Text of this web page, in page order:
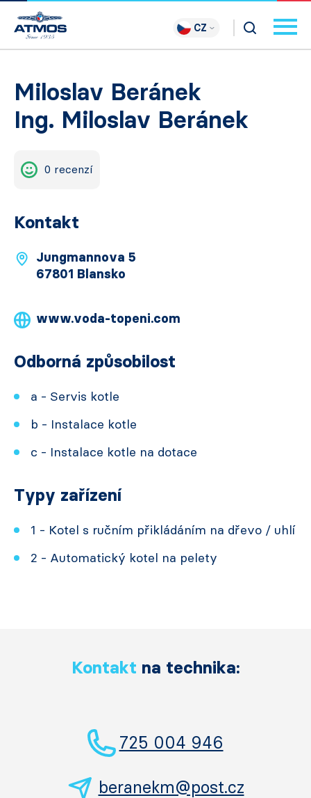
CZ
Miloslav Beránek
Ing. Miloslav Beránek
0 recenzí
Kontakt
Jungmannova 5
67801 Blansko
www.voda-topeni.com
Odborná způsobilost
a - Servis kotle
b - Instalace kotle
c - Instalace kotle na dotace
Typy zařízení
1 - Kotel s ručním přikládáním na dřevo / uhlí
2 - Automatický kotel na pelety
Kontakt na technika:
725 004 946
beranekm@post.cz